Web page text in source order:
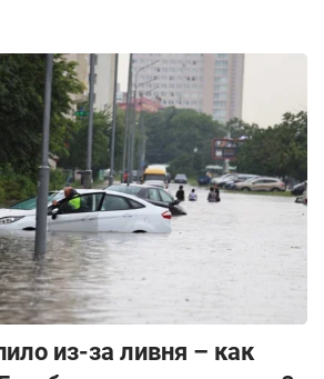
из-за ливня – как